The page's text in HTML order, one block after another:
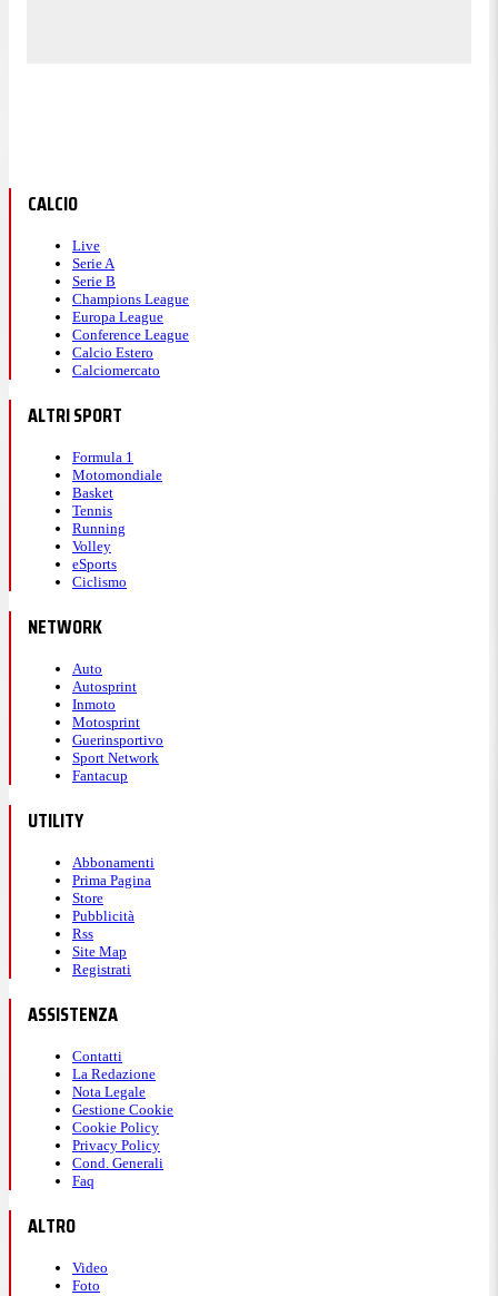
CALCIO
Live
Serie A
Serie B
Champions League
Europa League
Conference League
Calcio Estero
Calciomercato
ALTRI SPORT
Formula 1
Motomondiale
Basket
Tennis
Running
Volley
eSports
Ciclismo
NETWORK
Auto
Autosprint
Inmoto
Motosprint
Guerinsportivo
Sport Network
Fantacup
UTILITY
Abbonamenti
Prima Pagina
Store
Pubblicità
Rss
Site Map
Registrati
ASSISTENZA
Contatti
La Redazione
Nota Legale
Gestione Cookie
Cookie Policy
Privacy Policy
Cond. Generali
Faq
ALTRO
Video
Foto